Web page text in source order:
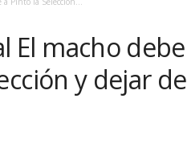
El macho debe
y dejar de